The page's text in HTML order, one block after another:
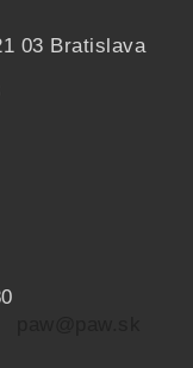
03 Bratislava